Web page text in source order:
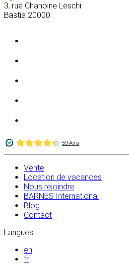
3, rue Chanoine Leschi
Bastia 20000
Vente
Location de vacances
Nous rejoindre
BARNES International
Blog
Contact
Langues
en
fr